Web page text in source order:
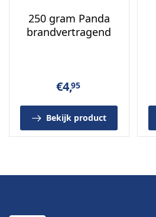
250 gram Panda
brandvertragend
€4,95
Bekijk product